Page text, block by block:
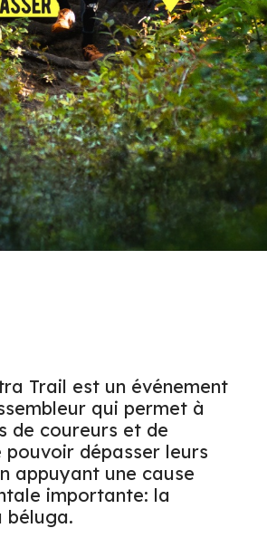
Trail est un événement
qui permet à
de coureurs et de
pouvoir dépasser leurs
appuyant une cause
importante: la
béluga.